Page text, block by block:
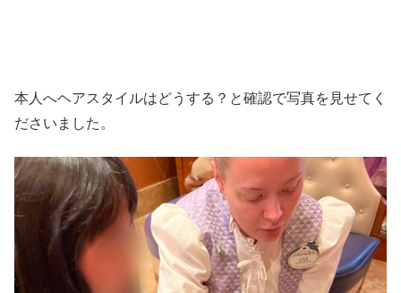
本人へヘアスタイルはどうする？と確認で写真を見せてく
ださいました。